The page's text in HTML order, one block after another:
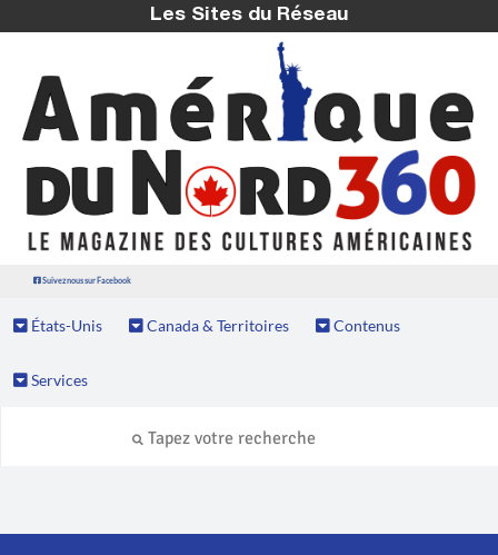
Les Sites du Réseau
Suivez nous sur Facebook
États-Unis Canada & Territoires Contenus
Services